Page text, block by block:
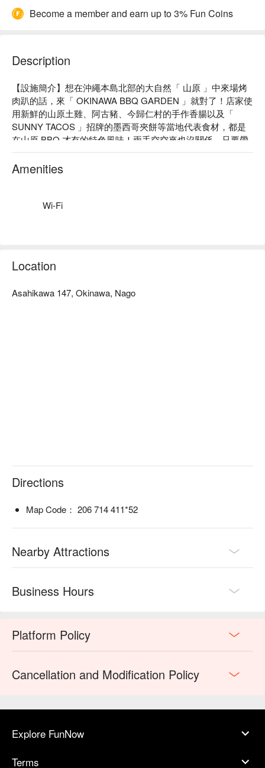
Become a member and earn up to 3% Fun Coins
Description
【設施簡介】想在沖繩本島北部的大自然「 山原 」中來場烤
肉趴的話，來「 OKINAWA BBQ GARDEN 」就對了！店家使
用新鮮的山原土雞、阿古豬、今歸仁村的手作香腸以及「
SUNNY TACOS 」招牌的墨西哥夾餅等當地代表食材，都是
在山原 BBQ 才有的特色風味！兩手空空來也沒關係，只要帶
著開心的心情以及準備大吃一斤的胃來就 ok！
【招牌菜色】
樽生 WHITE BELG 啤酒喝到飽：是沖繩首次推出標有「
Amenities
Wi-Fi
Location
Asahikawa 147, Okinawa, Nago
Directions
Map Code： 206 714 411*52
Nearby Attractions
Business Hours
Platform Policy
Cancellation and Modification Policy
Explore FunNow
Terms